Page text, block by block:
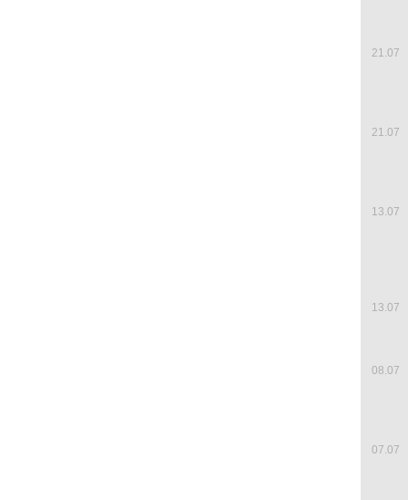
21.07
21.07
13.07
13.07
08.07
07.07